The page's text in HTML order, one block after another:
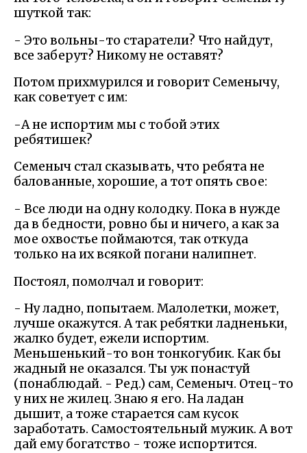
шуткой так:
- Это вольны-то старатели? Что найдут,
все заберут? Никому не оставят?
Потом прихмурился и говорит Семенычу,
как советует с им:
-А не испортим мы с тобой этих
ребятишек?
Семеныч стал сказывать, что ребята не
балованные, хорошие, а тот опять свое:
- Все люди на одну колодку. Пока в нужде
да в бедности, ровно бы и ничего, а как за
мое охвостье поймаются, так откуда
только на их всякой погани налипнет.
Постоял, помолчал и говорит:
- Ну ладно, попытаем. Малолетки, может,
лучше окажутся. А так ребятки ладненьки,
жалко будет, ежели испортим.
Меньшенький-то вон тонкогубик. Как бы
жадный не оказался. Ты уж понастуй
(понаблюдай. - Ред.) сам, Семеныч. Отец-то
у них не жилец. Знаю я его. На ладан
дышит, а тоже старается сам кусок
заработать. Самостоятельный мужик. А вот
дай ему богатство - тоже испортится.